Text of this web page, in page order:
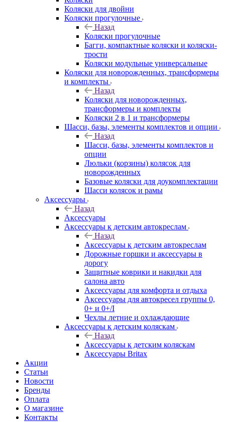
Коляски для двойни
Коляски прогулочные
Назад
Коляски прогулочные
Багги, компактные коляски и коляски-
трости
Коляски модульные универсальные
Коляски для новорожденных, трансформеры
и комплекты
Назад
Коляски для новорожденных,
трансформеры и комплекты
Коляски 2 в 1 и трансформеры
Шасси, базы, элементы комплектов и опции
Назад
Шасси, базы, элементы комплектов и
опции
Люльки (корзины) колясок для
новорожденных
Базовые коляски для доукомплектации
Шасси колясок и рамы
Аксессуары
Назад
Аксессуары
Аксессуары к детским автокреслам
Назад
Аксессуары к детским автокреслам
Дорожные горшки и аксессуары в
дорогу
Защитные коврики и накидки для
салона авто
Аксессуары для комфорта и отдыха
Аксессуары для автокресел группы 0,
0+ и 0+/I
Чехлы летние и охлаждающие
Аксессуары к детским коляскам
Назад
Аксессуары к детским коляскам
Аксессуары Britax
Акции
Статьи
Новости
Бренды
Оплата
О магазине
Контакты